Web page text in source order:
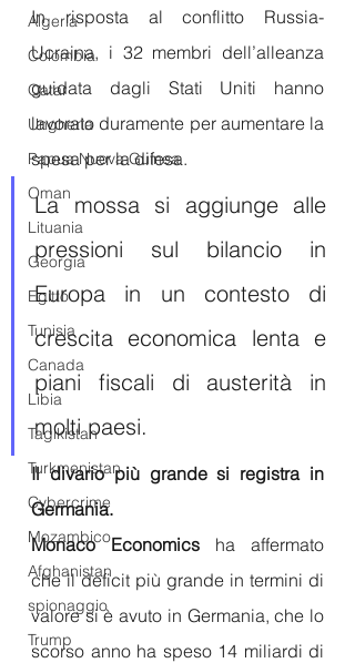
Algeria
Colombia
Qatar
Ungheria
Papua Nuova Guinea
Oman
Lituania
Georgia
Egitto
Tunisia
Canada
Libia
Tagikistan
Turkmenistan
Cybercrime
Mozambico
Afghanistan
spionaggio
Trump
In risposta al conflitto Russia-
Ucraina, i 32 membri dell’alleanza
guidata dagli Stati Uniti hanno
lavorato duramente per aumentare la
spesa per la difesa.
La mossa si aggiunge alle
pressioni sul bilancio in
Europa in un contesto di
crescita economica lenta e
piani fiscali di austerità in
molti paesi.
Il divario più grande si registra in
Germania.
Monaco Economics ha affermato
che il deficit più grande in termini di
valore si è avuto in Germania, che lo
scorso anno ha speso 14 miliardi di